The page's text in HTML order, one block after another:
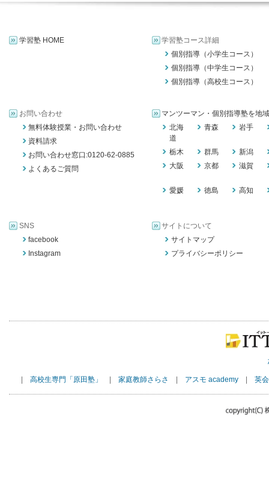
学習塾 HOME
学習塾コース詳細
個別指導（小学生コース）
個別指導（中学生コース）
個別指導（高校生コース）
お問い合わせ
無料体験授業・お問い合わせ
資料請求
お問い合わせ窓口:0120-62-0885
よくあるご質問
マンツーマン・個別指導塾を地
北海
道
青森 岩手
栃木 群馬
新潟
大阪
京都 滋賀
愛媛 徳島 高知
SNS
facebook
Instagram
サイトについて
サイトマップ
プライバシーポリシー
高校生専門「原田塾」 家庭教師さらさ アスモ academy| 英